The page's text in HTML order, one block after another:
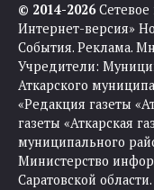
© 2014-2026Сетевое
Интернет-версия»
События. Реклама.
Учредители:
Аткарского
«Редакция газеты
газеты «Аткарская
муниципального
Министерство
Саратовской